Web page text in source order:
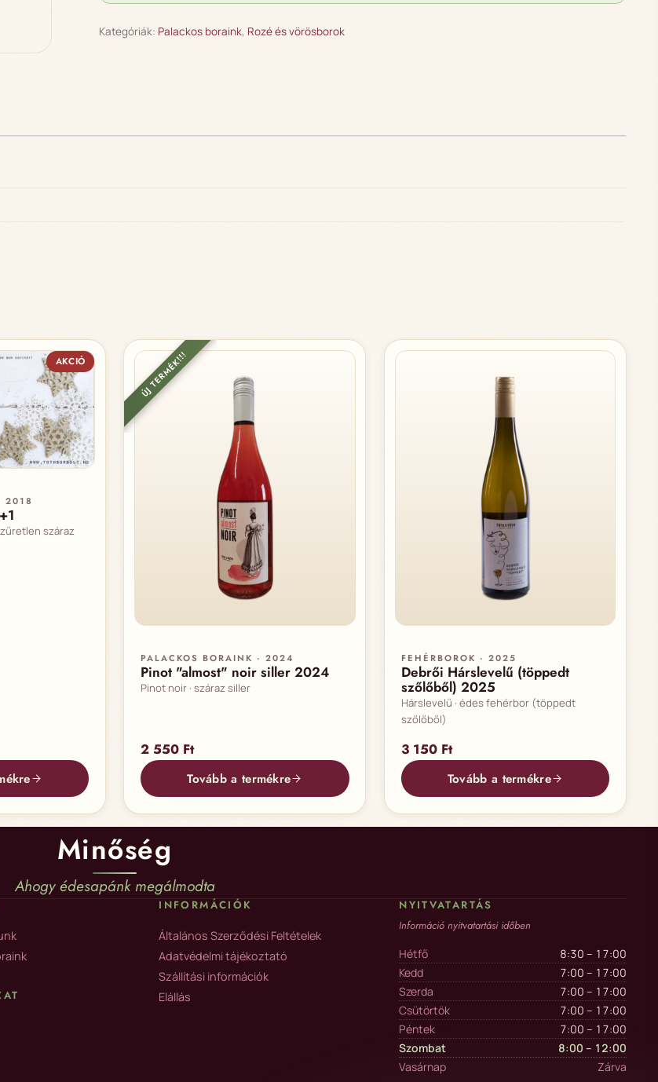
Kategóriák: Palackos boraink, Rozé és vörösborok
AKCIÓ
2018
száraz
400 Ft.
is: 34 500 Ft.
ÚJ TERMÉK!!!
PALACKOS BORAINK · 2024
Pinot "almost" noir siller 2024
Pinot noir · száraz siller
2 550 Ft
Tovább a termékre
FEHÉRBOROK · 2025
Debrői Hárslevelű (töppedt
szőlőből) 2025
Hárslevelű · édes fehérbor (töppedt
szőlőből)
3 150 Ft
Tovább a termékre
Minőség
Ahogy édesapánk megálmodta
INFORMÁCIÓK
Általános Szerződési Feltételek
Adatvédelmi tájékoztató
Szállítási információk
Elállás
NYITVATARTÁS
Információ nyitvatartási időben
Hétfő
8:30 – 17:00
Kedd
7:00 – 17:00
Szerda
7:00 – 17:00
Csütörtök
7:00 – 17:00
Péntek
7:00 – 17:00
Szombat
8:00 – 12:00
Vasárnap
Zárva